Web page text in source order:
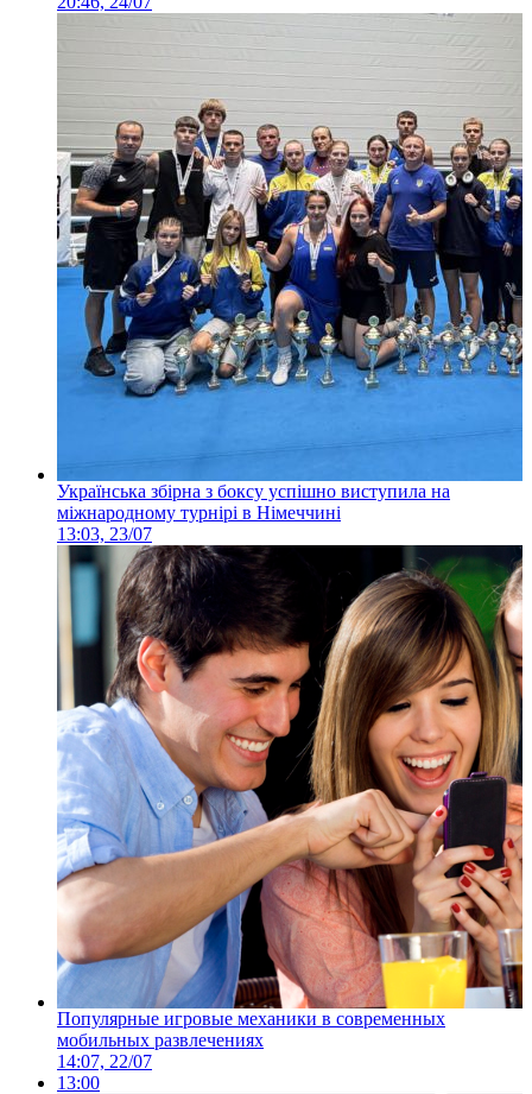
Українська збірна з боксу успішно виступила на
міжнародному турнірі в Німеччині
13:03, 23/07
Популярные игровые механики в современных
мобильных развлечениях
14:07, 22/07
13:00